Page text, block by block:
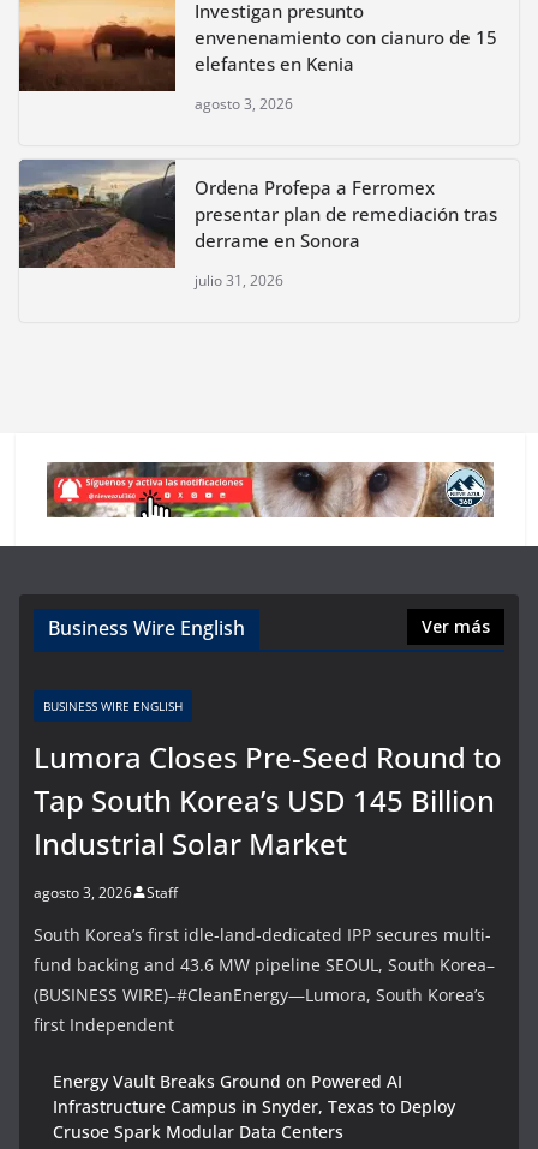
Investigan presunto
envenenamiento con cianuro de 15
elefantes en Kenia
agosto 3, 2026
Ordena Profepa a Ferromex
presentar plan de remediación tras
derrame en Sonora
julio 31, 2026
Business Wire English Ver más
BUSINESS WIRE ENGLISH
Lumora Closes Pre-Seed Round to
Tap South Korea’s USD 145 Billion
Industrial Solar Market
agosto 3, 2026 Staff
South Korea’s first idle-land-dedicated IPP secures multi-
fund backing and 43.6 MW pipeline SEOUL, South Korea–
(BUSINESS WIRE)–#CleanEnergy—Lumora, South Korea’s
first Independent
Energy Vault Breaks Ground on Powered AI
Infrastructure Campus in Snyder, Texas to Deploy
Crusoe Spark Modular Data Centers